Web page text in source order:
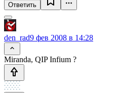
Ответить
den_rad9 фев 2008 в 14:28
Miranda, QIP Infium ?